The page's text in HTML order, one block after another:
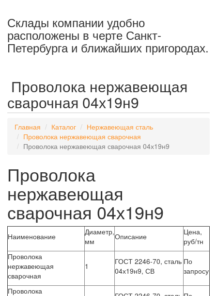
Склады компании удобно
расположены в черте Санкт-
Петербурга и ближайших пригородах.
Проволока нержавеющая
сварочная 04х19н9
Главная Каталог
Нержавеющая сталь
Проволока нержавеющая сварочная
Проволока нержавеющая сварочная 04х19н9
Проволока
нержавеющая
сварочная 04х19н9
Наименование
Диаметр,
мм
Описание
Цена,
руб/тн
Проволока
нержавеющая
сварочная
1
ГОСТ 2246-70, сталь
04х19н9, СВ
По
запросу
Проволока